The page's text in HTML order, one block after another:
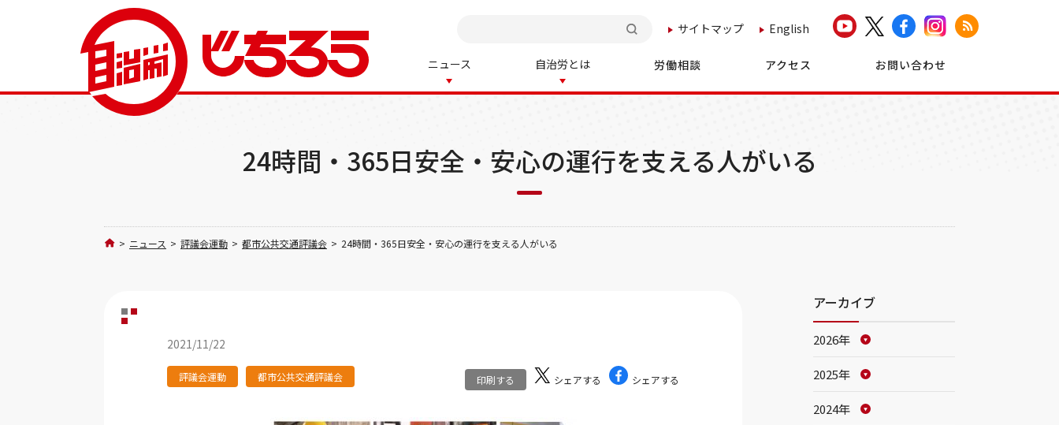
検索 サイトマップ English
ニュース 自治労とは 労働相談 アクセス お問い合わせ
24時間・365日安全・安心の運行を支える人がいる
> ニュース > 評議会運動 > 都市公共交通評議会 > 24時間・365日安全・安心の運行を支える人がいる
2021/11/22
評議会運動 都市公共交通評議会 印刷する シェアする シェアする
アーカイブ
2026年
2025年
2024年